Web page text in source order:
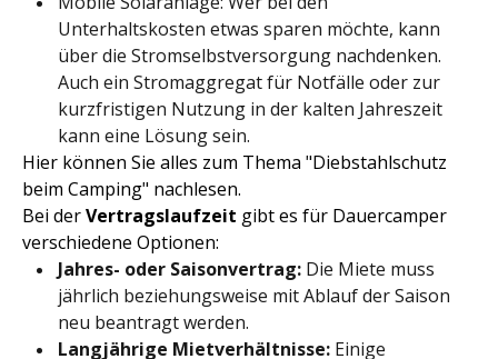
Unterhaltskosten etwas sparen möchte, kann
über die Stromselbstversorgung nachdenken.
Auch ein Stromaggregat für Notfälle oder zur
kurzfristigen Nutzung in der kalten Jahreszeit
kann eine Lösung sein.
Hier können Sie alles zum Thema "Diebstahlschutz
beim Camping" nachlesen.
Bei derVertragslaufzeit gibt es für Dauercamper
verschiedene Optionen:
Jahres- oder Saisonvertrag: Die Miete muss
jährlich beziehungsweise mit Ablauf der Saison
neu beantragt werden.
Langjährige Mietverhältnisse: Einige